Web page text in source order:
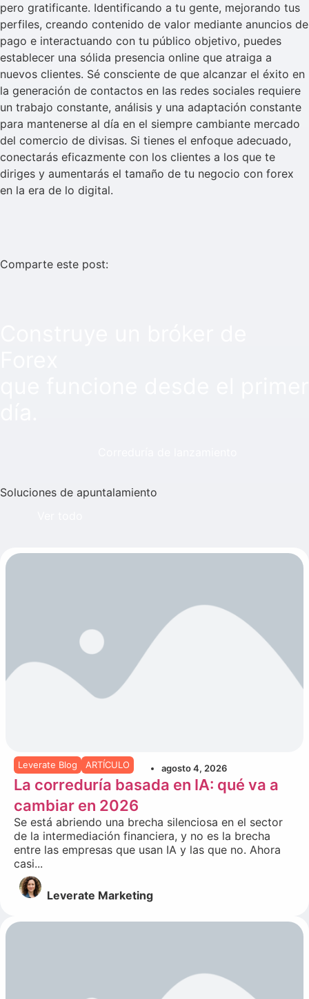
pero gratificante. Identificando a tu gente, mejorando tus
perfiles, creando contenido de valor mediante anuncios de
pago e interactuando con tu público objetivo, puedes
establecer una sólida presencia online que atraiga a
nuevos clientes. Sé consciente de que alcanzar el éxito en
la generación de contactos en las redes sociales requiere
un trabajo constante, análisis y una adaptación constante
para mantenerse al día en el siempre cambiante mercado
del comercio de divisas. Si tienes el enfoque adecuado,
conectarás eficazmente con los clientes a los que te
diriges y aumentarás el tamaño de tu negocio con forex
en la era de lo digital.
Comparte este post:
Soluciones de apuntalamiento
Leverate Blog ARTÍCULO agosto 4, 2026
La correduría basada en IA: qué va a
cambiar en 2026
Se está abriendo una brecha silenciosa en el sector
de la intermediación financiera, y no es la brecha
entre las empresas que usan IA y las que no. Ahora
casi...
Leverate Marketing